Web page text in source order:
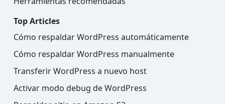
Top Articles
Cómo respaldar WordPress automáticamente
Cómo respaldar WordPress manualmente
Transferir WordPress a nuevo host
Activar modo debug de WordPress